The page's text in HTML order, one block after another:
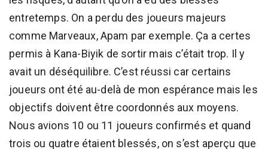
entretemps. On a perdu des joueurs majeurs
comme Marveaux, Apam par exemple. Ça a certes
permis à Kana-Biyik de sortir mais c’était trop. Il y
avait un déséquilibre. C’est réussi car certains
joueurs ont été au-delà de mon espérance mais les
objectifs doivent être coordonnés aux moyens.
Nous avions 10 ou 11 joueurs confirmés et quand
trois ou quatre étaient blessés, on s’est aperçu que